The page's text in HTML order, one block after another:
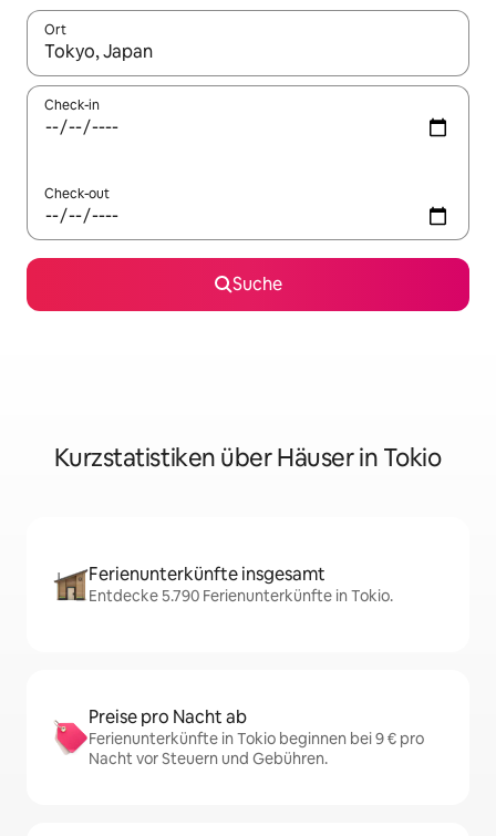
Ort
Wenn Ergebnisse verfügbar sind, navigiere mit den
Check-in
Check-out
Suche
Kurzstatistiken über Häuser in Tokio
Ferienunterkünfte insgesamt
Entdecke 5.790 Ferienunterkünfte in Tokio.
Preise pro Nacht ab
Ferienunterkünfte in Tokio beginnen bei 9 € pro
Nacht vor Steuern und Gebühren.